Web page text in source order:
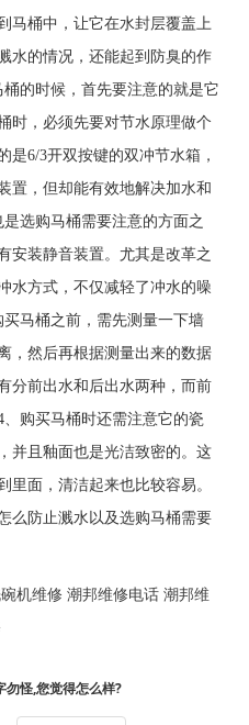
马桶中，让它在水封层覆盖上
水的情况，还能起到防臭的作
的时候，首先要注意的就是它
时，必须先要对节水原理做个
是6/3开双按键的双冲节水箱，
置，但却能有效地解决加水和
选购马桶需要注意的方面之
安装静音装置。尤其是改革之
水方式，不仅减轻了冲水的噪
马桶之前，需先测量一下墙
，然后再根据测量出来的数据
分前出水和后出水两种，而前
购买马桶时还需注意它的瓷
并且釉面也是光洁致密的。这
里面，清洁起来也比较容易。
么防止溅水以及选购马桶需要
机维修 潮邦维修电话 潮邦维
勿怪,您觉得怎么样?